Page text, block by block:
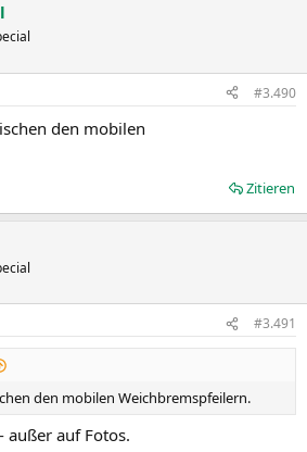
#3.490
den mobilen
Zitieren
#3.491
den mobilen Weichbremspfeilern.
außer auf Fotos.